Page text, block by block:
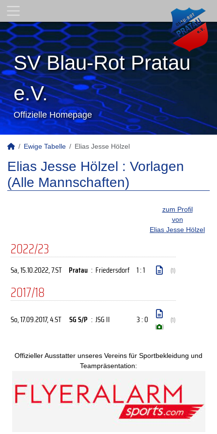
SV Blau-Rot Pratau
e.V.
Offizielle Homepage
Ewige Tabelle Elias Jesse Hölzel
Elias Jesse Hölzel : Vorlagen
(Alle Mannschaften)
zum Profil
von
Elias Jesse Hölzel
2022/23
Sa, 15.10.2022, 7.ST Pratau : Friedersdorf 1 : 1 (1)
2017/18
So, 17.09.2017, 4.ST SG S/P : JSG II 3 : 0
( )
(1)
Offizieller Ausstatter unseres Vereins für Sportbekleidung und
Teampräsentation: